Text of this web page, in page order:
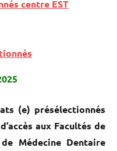
centre EST
(e) présélectionnés
aux Facultés de
Médecine Dentaire